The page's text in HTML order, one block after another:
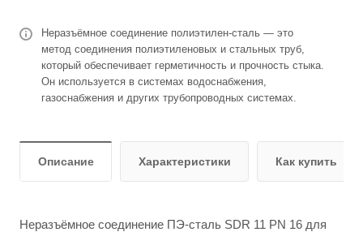
Неразъёмное соединение полиэтилен-сталь — это
метод соединения полиэтиленовых и стальных труб,
который обеспечивает герметичность и прочность стыка.
Он используется в системах водоснабжения,
газоснабжения и других трубопроводных системах.
Описание Характеристики Как купить
Неразъёмное соединение ПЭ-сталь SDR 11 PN 16 для